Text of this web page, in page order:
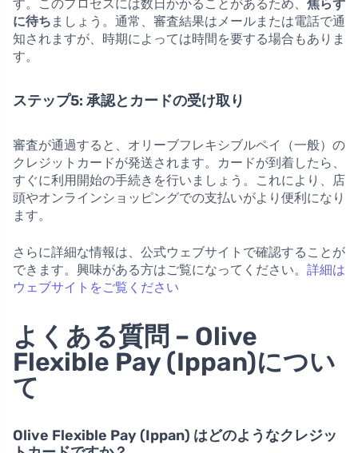
す。このプロセスには数日かかることがあるため、 焦らず
に待ち ましょう。通常、審査結果はメールまたは電話で通
知されますが、時期によっては時間を要する場合もありま
す。
ステップ5: 承認とカードの受け取り
審査が通過すると、オリーブフレキシブルペイ（一般）の
クレジットカードが発送されます。カードが到着したら、
すぐに利用開始の手続きを行いましょう。これにより、店
頭やオンラインショッピングでの支払いがより便利になり
ます。
さらに詳細な情報は、公式ウェブサイトで確認することが
できます。興味がある方はご覧になってください。 詳細は
ウェブサイトをご覧ください
よくある質問 – Olive
Flexible Pay (Ippan)につい
て
Olive Flexible Pay (Ippan) はどのようなクレジッ